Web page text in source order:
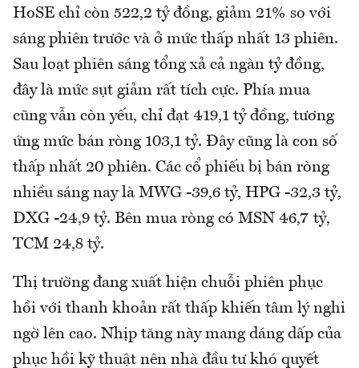
HoSE chỉ còn 522,2 tỷ đồng, giảm 21% so với
sáng phiên trước và ở mức thấp nhất 13 phiên.
Sau loạt phiên sáng tổng xả cả ngàn tỷ đồng,
đây là mức sụt giảm rất tích cực. Phía mua
cũng vẫn còn yếu, chỉ đạt 419,1 tỷ đồng, tương
ứng mức bán ròng 103,1 tỷ. Đây cũng là con số
thấp nhất 20 phiên. Các cổ phiếu bị bán ròng
nhiều sáng nay là MWG -39,6 tỷ, HPG -32,3 tỷ,
DXG -24,9 tỷ. Bên mua ròng có MSN 46,7 tỷ,
TCM 24,8 tỷ.
Thị trường đang xuất hiện chuỗi phiên phục
hồi với thanh khoản rất thấp khiến tâm lý nghi
ngờ lên cao. Nhịp tăng này mang dáng dấp của
phục hồi kỹ thuật nên nhà đầu tư khó quyết